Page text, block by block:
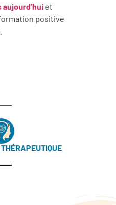
et
positive